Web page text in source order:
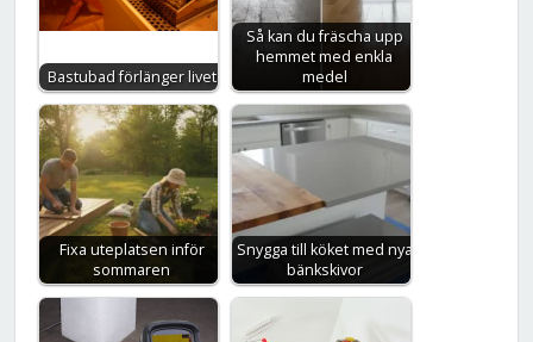
Bastubad förlänger livet
Så kan du fräscha upp
hemmet med enkla
medel
Fixa uteplatsen inför
sommaren
Snygga till köket med nya
bänkskivor